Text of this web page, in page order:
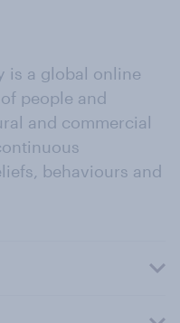
is a global online
people and
and commercial
behaviours and